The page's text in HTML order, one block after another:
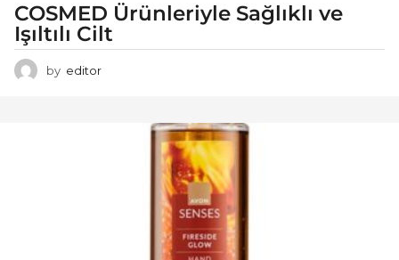
COSMED Ürünleriyle Sağlıklı ve
Işıltılı Cilt
by editor